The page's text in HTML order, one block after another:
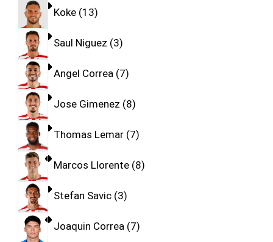
Koke 13
Saul Niguez 3
Angel Correa 7
Jose Gimenez 8
Thomas Lemar 7
Marcos Llorente 8
Stefan Savic 3
Joaquin Correa 7